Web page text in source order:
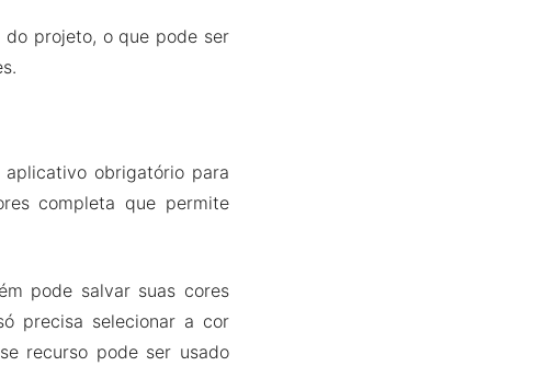
projeto, o que pode ser
obrigatório para
completa que permite
pode salvar suas cores
precisa selecionar a cor
recurso pode ser usado